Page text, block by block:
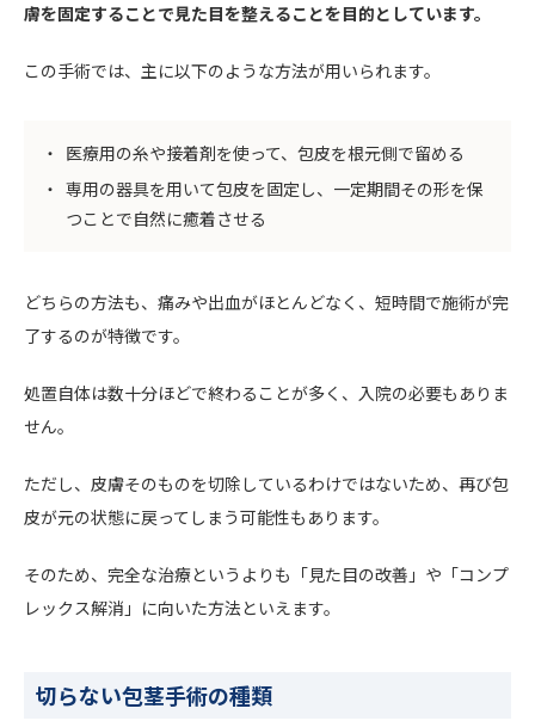
膚を固定することで見た目を整えることを目的としています。
この手術では、主に以下のような方法が用いられます。
医療用の糸や接着剤を使って、包皮を根元側で留める
専用の器具を用いて包皮を固定し、一定期間その形を保
つことで自然に癒着させる
どちらの方法も、痛みや出血がほとんどなく、短時間で施術が完
了するのが特徴です。
処置自体は数十分ほどで終わることが多く、入院の必要もありま
せん。
ただし、皮膚そのものを切除しているわけではないため、再び包
皮が元の状態に戻ってしまう可能性もあります。
そのため、完全な治療というよりも「見た目の改善」や「コンプ
レックス解消」に向いた方法といえます。
切らない包茎手術の種類